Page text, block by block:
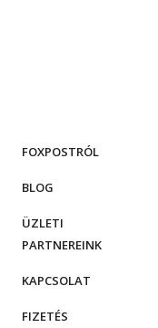
FOXPOSTRÓL
BLOG
ÜZLETI
PARTNEREINK
KAPCSOLAT
FIZETÉS